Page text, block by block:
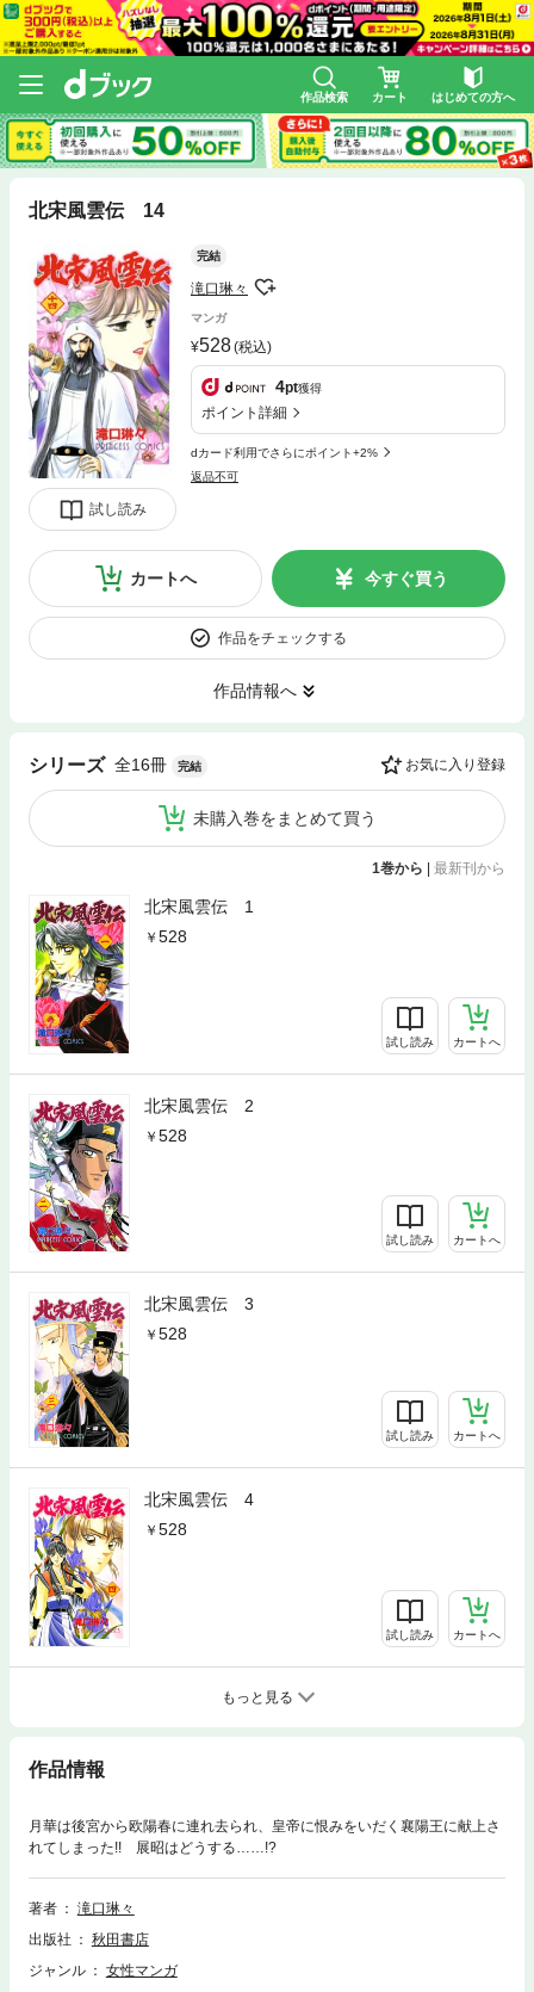
作品検索 カート はじめての方へ
北宋風雲伝 14
試し読み
完結
滝口琳々
マンガ
528(税込)
4pt獲得
ポイント詳細
dカード利用でさらにポイント+2%
返品不可
カートへ 今すぐ買う
作品をチェックする
作品情報へ
シリーズ 全16冊 完結 お気に入り登録
未購入巻をまとめて買う
1巻から 最新刊から
北宋風雲伝 1
528
試し読み カートへ
北宋風雲伝 2
528
試し読み カートへ
北宋風雲伝 3
528
試し読み カートへ
北宋風雲伝 4
528
試し読み カートへ
もっと見る
作品情報
月華は後宮から欧陽春に連れ去られ、皇帝に恨みをいだく襄陽王に献上さ
れてしまった!! 展昭はどうする……!?
著者
滝口琳々
出版社
秋田書店
ジャンル
女性マンガ